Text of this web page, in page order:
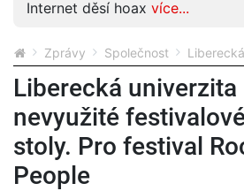
Internet děsí hoax více...
Zprávy Společnost
Liberecká
nevyužité
stoly. Pro festival
People